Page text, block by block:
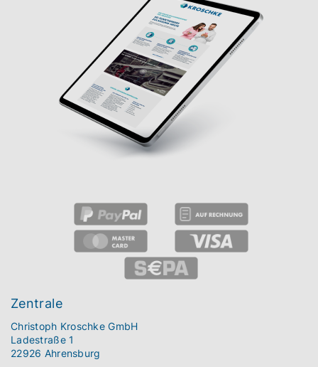
Zentrale
Christoph Kroschke GmbH
Ladestraße 1
22926 Ahrensburg